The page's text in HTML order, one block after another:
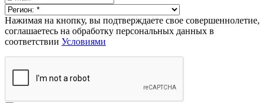
Нажимая на кнопку, вы подтверждаете свое совершеннолетие,
соглашаетесь на обработку персональных данных в
соответствии Условиями